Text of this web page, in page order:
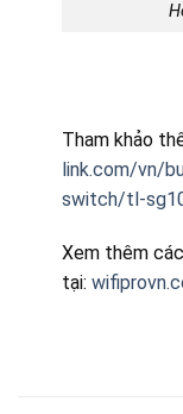
Tham khảo
link.com/vn/
switch/tl-
Xem thêm
tại: